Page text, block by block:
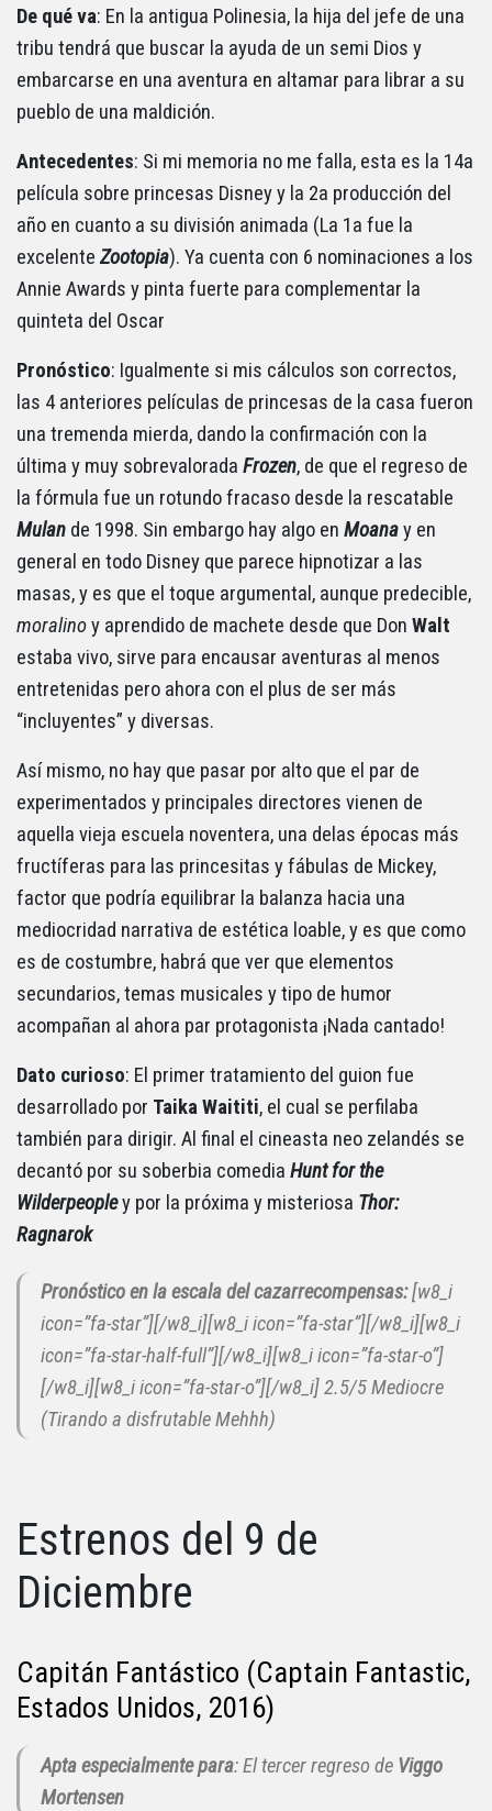
De qué va: En la antigua Polinesia, la hija del jefe de una
tribu tendrá que buscar la ayuda de un semi Dios y
embarcarse en una aventura en altamar para librar a su
pueblo de una maldición.
Antecedentes: Si mi memoria no me falla, esta es la 14a
película sobre princesas Disney y la 2a producción del
año en cuanto a su división animada (La 1a fue la
excelenteZootopia). Ya cuenta con 6 nominaciones a los
Annie Awards y pinta fuerte para complementar la
quinteta del Oscar
Pronóstico: Igualmente si mis cálculos son correctos,
las 4 anteriores películas de princesas de la casa fueron
una tremenda mierda, dando la confirmación con la
última y muy sobrevalorada Frozen, de que el regreso de
la fórmula fue un rotundo fracaso desde la rescatable
Mulan de 1998. Sin embargo hay algo en Moanay en
general en todo Disney que parece hipnotizar a las
masas, y es que el toque argumental, aunque predecible,
moralinoy aprendido de machete desde que Don Walt
estaba vivo, sirve para encausar aventuras al menos
entretenidas pero ahora con el plus de ser más
“incluyentes” y diversas.
Así mismo, no hay que pasar por alto que el par de
experimentados y principales directores vienen de
aquella vieja escuela noventera, una delas épocas más
fructíferas para las princesitas y fábulas de Mickey,
factor que podría equilibrar la balanza hacia una
mediocridad narrativa de estética loable, y es que como
es de costumbre, habrá que ver que elementos
secundarios, temas musicales y tipo de humor
acompañan al ahora par protagonista ¡Nada cantado!
Dato curioso: El primer tratamiento del guion fue
desarrollado por Taika Waititi, el cual se perfilaba
también para dirigir. Al final el cineasta neo zelandés se
decantó por su soberbia comedia Hunt for the
Wilderpeopley por la próxima y misteriosa Thor:
Ragnarok
Pronóstico en la escala del cazarrecompensas:[w8_i
icon=”fa-star”][/w8_i][w8_i icon=”fa-star”][/w8_i][w8_i
icon=”fa-star-half-full”][/w8_i][w8_i icon=”fa-star-o”]
[/w8_i][w8_i icon=”fa-star-o”][/w8_i]2.5/5 Mediocre
(Tirando a disfrutable Mehhh)
Estrenos del 9 de
Diciembre
Capitán Fantástico (Captain Fantastic,
Estados Unidos, 2016)
Apta especialmente para: El tercer regreso de Viggo
Mortensen